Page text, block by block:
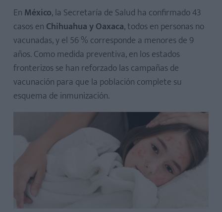
En México, la Secretaría de Salud ha confirmado 43
casos en Chihuahua y Oaxaca, todos en personas no
vacunadas, y el 56 % corresponde a menores de 9
años. Como medida preventiva, en los estados
fronterizos se han reforzado las campañas de
vacunación para que la población complete su
esquema de inmunización.